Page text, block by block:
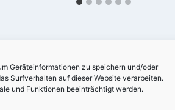
Geräteinformationen zu speichern und/oder
Surfverhalten auf dieser Website verarbeiten.
und Funktionen beeinträchtigt werden.